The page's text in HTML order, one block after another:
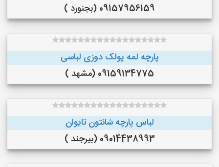
09157956159 (بجنورد )
پارچه لمه پولک دوزی لباسی
09159134775 (مشهد )
لباس پارچه شانتون تایوان
09014438993 (بیرجند )